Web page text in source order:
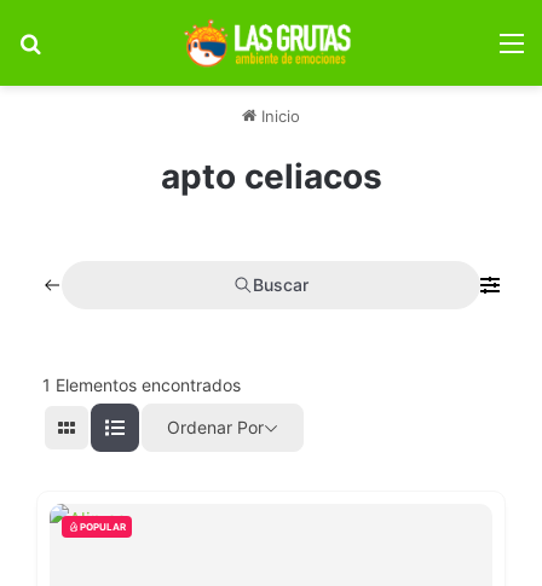
Inicio
apto celiacos
Buscar
1 Elementos encontrados
Ordenar Por
POPULAR